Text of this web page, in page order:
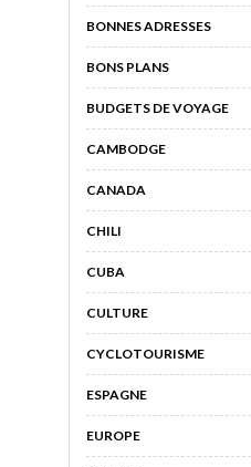
BONNES ADRESSES
BONS PLANS
BUDGETS DE VOYAGE
CAMBODGE
CANADA
CHILI
CUBA
CULTURE
CYCLOTOURISME
ESPAGNE
EUROPE